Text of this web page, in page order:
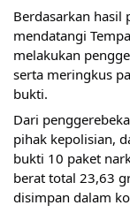
Berdasarkan hasil
mendatangi
melakukan
serta meringkus
bukti.
Dari
pihak kepolisian,
bukti 10 paket
berat total 23,63
disimpan dalam